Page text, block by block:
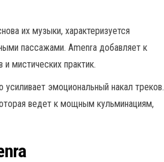
их музыки, характеризуется
пассажами. Amenra добавляет к
мистических практик.
эмоциональный накал треков.
ведет к мощным кульминациям,